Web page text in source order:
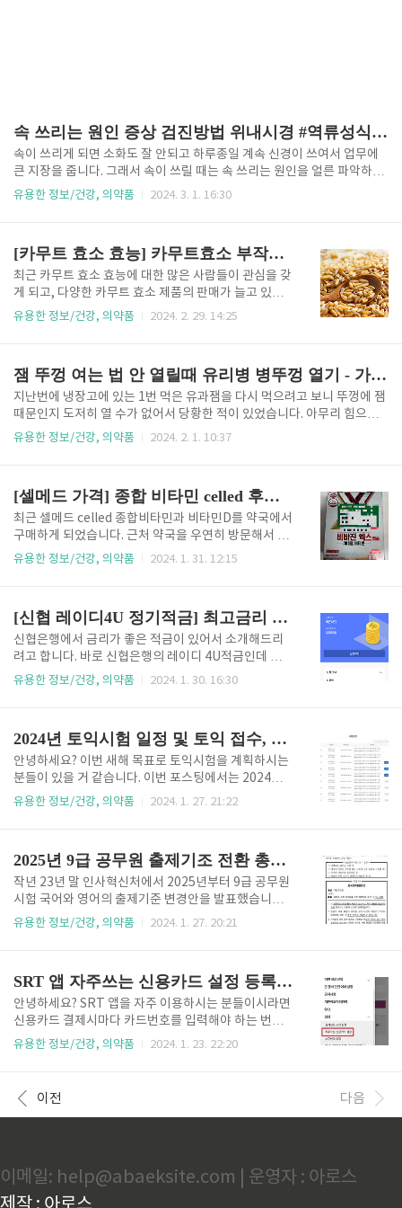
속 쓰리는 원인 증상 검진방법 위내시경 #역류성식도염
속이 쓰리게 되면 소화도 잘 안되고 하루종일 계속 신경이 쓰여서 업무에
큰 지장을 줍니다. 그래서 속이 쓰릴 때는 속 쓰리는 원인을 얼른 파악하여
해결하시는 게 좋을 거 같습니다. 그렇다면 속이 쓰리는 원인 및 개선법, 검
규칙적인 생활패턴, 나쁜 식습관이 주된 원인입니다. 1. 소화불량 체하면
특히 명치 부분이 아픈데 속이 울렁거리고 메스꺼울 때 소화불량일 수 있
습니다. 가슴이 답답하거나 명치가 아프면 음식을 잘못 먹지 않았는지 생
각을 해보시면 좋습니다. 2. 음식 너무 기름지거나 밀가루 음식,..
유용한 정보/건강, 의약품 2024. 3. 1. 16:30
[카무트 효소 효능] 카무트효소 부작용 다이어트 효소 #Kamut
최근 카무트 효소 효능에 대한 많은 사람들이 관심을 갖
게 되고, 다양한 카무트 효소 제품의 판매가 늘고 있습
니다. 소화가 잘 안 되거나 다이어트에 관심이 많은 분
무트 효소 효능뿐만 아니라 부작용 등 자세히 정리해 드
리겠습니다. 목차 1. 카무트란? 2. 카무트 효소의 성분,
칼로리 3. 카무트의 효소 효능(6가지) 4. 카무트 효소의
부작용 카무트란? 6000년 전 고대 이집트의 호라산 밀
중 하나입니다. 현미, 귀리 등 같은 곡식류에 속하며 밀
유용한 정보/건강, 의약품 2024. 2. 29. 14:25
잼 뚜껑 여는 법 안 열릴때 유리병 병뚜껑 열기 - 가장 좋은 방법
지난번에 냉장고에 있는 1번 먹은 유과잼을 다시 먹으려고 보니 뚜껑에 잼
때문인지 도저히 열 수가 없어서 당황한 적이 있었습니다. 아무리 힘으로
하려고 해도 잘 안 돼서 포기하려던 참에 인터넷에서 잼 뚜껑을 여는 법을
적신 수건, 헤어드라이기 이용 잼뚜껑을 여는 좋은 방법숟가락 이용 뚜껑
의 가장자리를 돌아가면서 가볍게 두드려 보세요. 보통 병 안쪽 압력이 바
깥보다 높아서 압력차이로 인해서 뚜껑이 잘 안 열리는 경우가 많습니다.
뚜껑의 가장자리를 여러 번 톡톡 두들겨주면 틈이 생기면서 압력이 내려
가..
유용한 정보/건강, 의약품 2024. 2. 1. 10:37
[셀메드 가격] 종합 비타민 celled 후기 #비타민D #비바진엑스 #디베롤 캡슐
최근 셀메드 celled 종합비타민과 비타민D를 약국에서
구매하게 되었습니다. 근처 약국을 우연히 방문해서 추
천을 받은 영양제인데 1달 이상 복용이 하였고 추가로
비타민D(디베롤 캡슐) 2. 종합비타민(비바진 엑스) 셀
메드 celled 비타민 가격 셀메드 구매계기 최근들어서
날씨가 추워지기도 해서 몸이 으슬으슬하고 기운도 없
어진 거 같았습니다. 그리고 예전에 피검사를 받았을 때
도 특히 비타민D 결핍으로 나왔었습니다. 좀 더 몸을 챙
생님께서 천연..
유용한 정보/건강, 의약품 2024. 1. 31. 12:15
[신협 레이디4U 정기적금] 최고금리 한도 우대조건 총정리 #신협온뱅크 레이디포유
신협은행에서 금리가 좋은 적금이 있어서 소개해드리
려고 합니다. 바로 신협은행의 레이디 4U적금인데 여성
분들만 들 수 있고 최대 5.4%까지 금리를 받으실 수 있
을 받으면 이번 적금을 바로 시작하기 위해 우대금리를
위한 체크카드도 미리 발급받아두려고 합니다. 그럼 레
이디 4U적금의 우대금리 조건과 한도 등 자세히 정리해
보겠습니다. 목차신협 ON뱅크 레이디 4U적금 1. 레
이디 4U적금의 특징 및 가입대상, 금액2. 레이디 4U적
유용한 정보/건강, 의약품 2024. 1. 30. 16:30
2024년 토익시험 일정 및 토익 접수, 성적확인 사이트
안녕하세요? 이번 새해 목표로 토익시험을 계획하시는
분들이 있을 거 같습니다. 이번 포스팅에서는 2024년
의 토익시험 일정을 정리해 보았습니다. 그리고 토익접
인 1. 토익시험 참고사항(오전, 오후 시험시간 및 입실
사항) 토익시험은 토요일 및 일요일에 따라서 오전과 오
후로 시간대가 구분됩니다 보통 토요일 토익은 오후 2
시 20분 시험이 시작합니다. 그리고 일요일 토익은 오
전 9시 20분에 시험이 시작합니다. 하지만 참고로 이번
하고,..
유용한 정보/건강, 의약품 2024. 1. 27. 21:22
2025년 9급 공무원 출제기조 전환 총정리(국어, 영어 암기식에서 직무로)
작년 23년 말 인사혁신처에서 2025년부터 9급 공무원
시험 국어와 영어의 출제기준 변경안을 발표했습니다.
변경되는 출제방식과 변경된 시험의 신유형문제에 대
2025년 9급 공무원 출제기조 전환 사항 2. 영어 : 2025
년 9급 공무원 출제기조 전환 사항 핵심정리 시험개편
사항 기존 공무원 시험은 다른 시험들과 괴리가 있고 암
기위주의 시험문제에서 이번에 큰 개편을 하면서 직무
중심과 민간채용과의 호환성을 강조할 예정이라고 합
렴하여 방향을 정비했다고 합니다. 다양한 시험에서의
출제 전문가들의 연..
유용한 정보/건강, 의약품 2024. 1. 27. 20:21
SRT 앱 자주쓰는 신용카드 설정 등록 방법
안녕하세요? SRT 앱을 자주 이용하시는 분들이시라면
신용카드 결제시마다 카드번호를 입력해야 하는 번거
로움이 있으실 거 같습니다. 그래서 이번에 SRT 앱에서
화면에서 죄측 상단에 메뉴(회색 3줄) 선택 설정 - 자주
쓰는 신용카드 설정 카드별칭 / 카드번호 / 유효기간 월,
신용카드 결제하기를 클릭하면 자동으로 미리 등록시
킨 카드 정보가 입력되어 있습니다. 그러니 앞으로는 매
유용한 정보/건강, 의약품 2024. 1. 23. 22:20
이전 다음
이메일: help@abaeksite.com | 운영자 : 아로스